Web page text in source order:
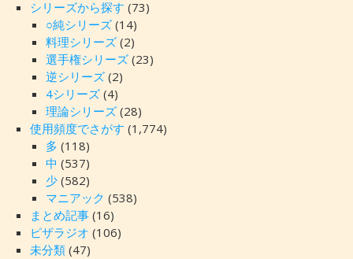
シリーズから探す (73)
○純シリーズ(14)
料理シリーズ(2)
選手権シリーズ(23)
逆シリーズ(2)
4シリーズ(4)
理論シリーズ(28)
使用頻度でさがす (1,774)
多 (118)
中 (537)
少(582)
マニアック (538)
まとめ記事(16)
ピザラジオ (106)
未分類(47)